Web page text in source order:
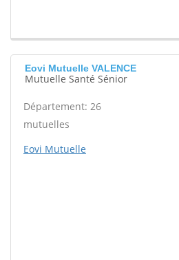
Eovi Mutuelle VALENCE
Mutuelle Santé Sénior
Département: 26
mutuelles
Eovi Mutuelle